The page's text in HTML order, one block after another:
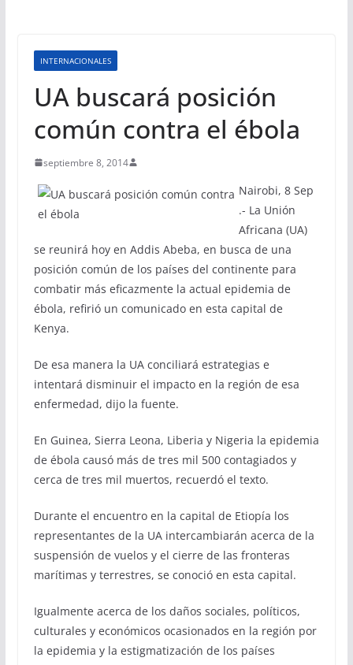
INTERNACIONALES
UA buscará posición
común contra el ébola
septiembre 8, 2014
Nairobi, 8 Sep
.- La Unión
Africana (UA)
se reunirá hoy en Addis Abeba, en busca de una
posición común de los países del continente para
combatir más eficazmente la actual epidemia de
ébola, refirió un comunicado en esta capital de
Kenya.
De esa manera la UA conciliará estrategias e
intentará disminuir el impacto en la región de esa
enfermedad, dijo la fuente.
En Guinea, Sierra Leona, Liberia y Nigeria la epidemia
de ébola causó más de tres mil 500 contagiados y
cerca de tres mil muertos, recuerdó el texto.
Durante el encuentro en la capital de Etiopía los
representantes de la UA intercambiarán acerca de la
suspensión de vuelos y el cierre de las fronteras
marítimas y terrestres, se conoció en esta capital.
Igualmente acerca de los daños sociales, políticos,
culturales y económicos ocasionados en la región por
la epidemia y la estigmatización de los países